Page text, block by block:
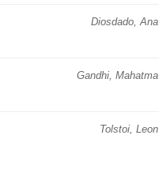
Diosdado, Ana
Gandhi, Mahatma
Tolstoi, Leon